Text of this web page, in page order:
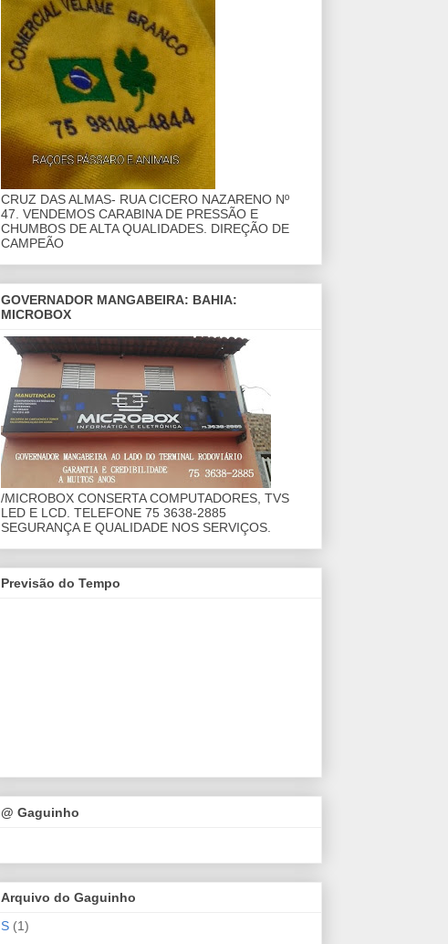
CRUZ DAS ALMAS- RUA CICERO NAZARENO Nº
47. VENDEMOS CARABINA DE PRESSÃO E
CHUMBOS DE ALTA QUALIDADES. DIREÇÃO DE
CAMPEÃO
GOVERNADOR MANGABEIRA: BAHIA:
MICROBOX
/MICROBOX CONSERTA COMPUTADORES, TVS
LED E LCD. TELEFONE 75 3638-2885
SEGURANÇA E QUALIDADE NOS SERVIÇOS.
Previsão do Tempo
@ Gaguinho
Arquivo do Gaguinho
S (1)